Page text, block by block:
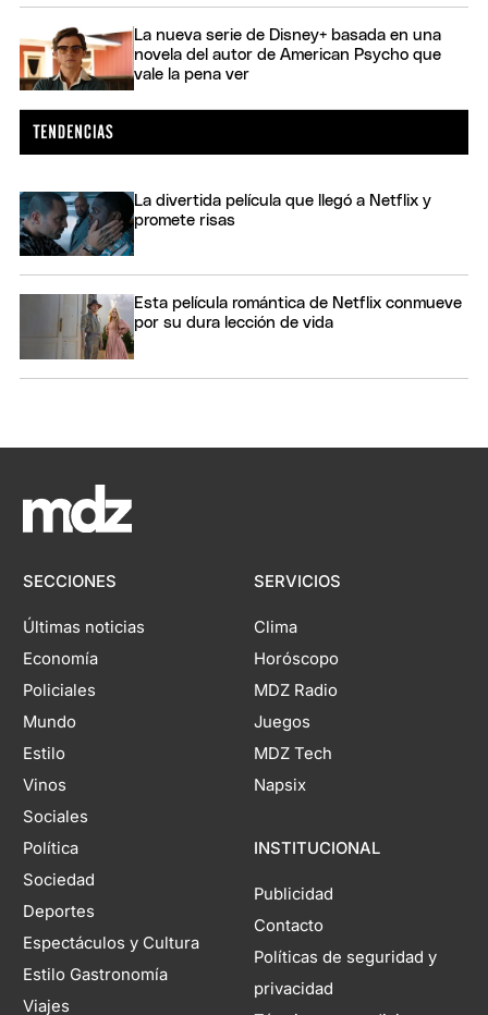
La nueva serie de Disney+ basada en una
novela del autor de American Psycho que
vale la pena ver
La divertida película que llegó a Netflix y
promete risas
Esta película romántica de Netflix conmueve
por su dura lección de vida
SECCIONES
Últimas noticias
Economía
Policiales
Mundo
Estilo
Vinos
Sociales
Política
Sociedad
Deportes
Espectáculos y Cultura
Estilo Gastronomía
Viajes
SERVICIOS
Clima
Horóscopo
MDZ Radio
Juegos
MDZ Tech
Napsix
INSTITUCIONAL
Publicidad
Contacto
Políticas de seguridad y
privacidad